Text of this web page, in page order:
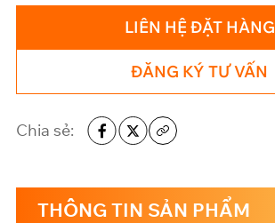
LIÊN HỆ ĐẶT HÀNG
ĐĂNG KÝ TƯ VẤN
Chia sẻ:
THÔNG TIN SẢN PHẨM